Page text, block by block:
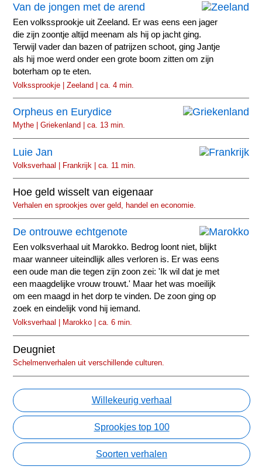
Van de jongen met de arend
Een volkssprookje uit Zeeland. Er was eens een jager
die zijn zoontje altijd meenam als hij op jacht ging.
Terwijl vader dan bazen of patrijzen schoot, ging Jantje
als hij moe werd onder een grote boom zitten om zijn
boterham op te eten.
Volkssprookje | Zeeland | ca. 4 min.
Orpheus en Eurydice
Mythe | Griekenland | ca. 13 min.
Luie Jan
Volksverhaal | Frankrijk | ca. 11 min.
Hoe geld wisselt van eigenaar
Verhalen en sprookjes over geld, handel en economie.
De ontrouwe echtgenote
Een volksverhaal uit Marokko. Bedrog loont niet, blijkt
maar wanneer uiteindlijk alles verloren is. Er was eens
een oude man die tegen zijn zoon zei: 'Ik wil dat je met
een maagdelijke vrouw trouwt.' Maar het was moeilijk
om een maagd in het dorp te vinden. De zoon ging op
zoek en eindelijk vond hij iemand.
Volksverhaal | Marokko | ca. 6 min.
Deugniet
Schelmenverhalen uit verschillende culturen.
Willekeurig verhaal
Sprookjes top 100
Soorten verhalen